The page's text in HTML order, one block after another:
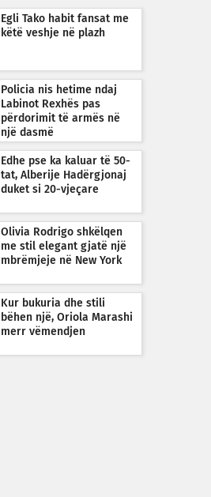
Egli Tako habit fansat me
këtë veshje në plazh
Policia nis hetime ndaj
Labinot Rexhës pas
përdorimit të armës në
një dasmë
Edhe pse ka kaluar të 50-
tat, Alberije Hadërgjonaj
duket si 20-vjeçare
Olivia Rodrigo shkëlqen
me stil elegant gjatë një
mbrëmjeje në New York
Kur bukuria dhe stili
bëhen një, Oriola Marashi
merr vëmendjen